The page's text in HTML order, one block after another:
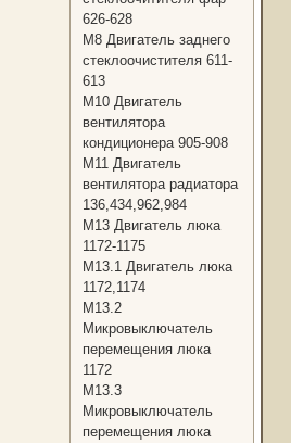
626-628
М8 Двигатель заднего
стеклоочистителя 611-
613
М10 Двигатель
вентилятора
кондиционера 905-908
М11 Двигатель
вентилятора радиатора
136,434,962,984
М13 Двигатель люка
1172-1175
М13.1 Двигатель люка
1172,1174
М13.2
Микровыключатель
перемещения люка
1172
М13.3
Микровыключатель
перемещения люка